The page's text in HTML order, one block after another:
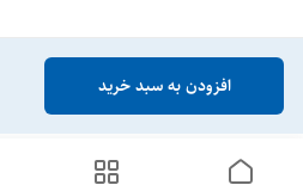
افزودن به سبد خرید